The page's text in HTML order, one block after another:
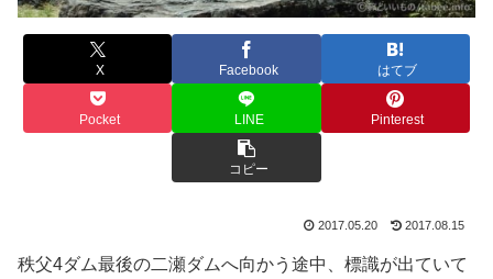
X Facebook はてブ
Pocket LINE Pinterest
コピー
2017.05.20 2017.08.15
秩父4ダム最後の二瀬ダムへ向かう途中、標識が出ていて